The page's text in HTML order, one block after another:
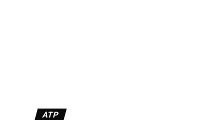
ATP